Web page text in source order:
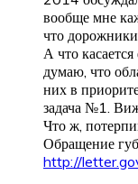
вообще мне
что
А что
думаю, что
них в
задача №1.
Что ж,
Обращение
http://